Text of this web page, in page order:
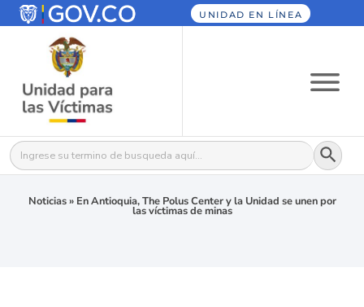
UNIDAD EN LÍNEA
Buscar: Botón
Noticias» En Antioquia, The Polus Center y la Unidad se unen por
las víctimas de minas